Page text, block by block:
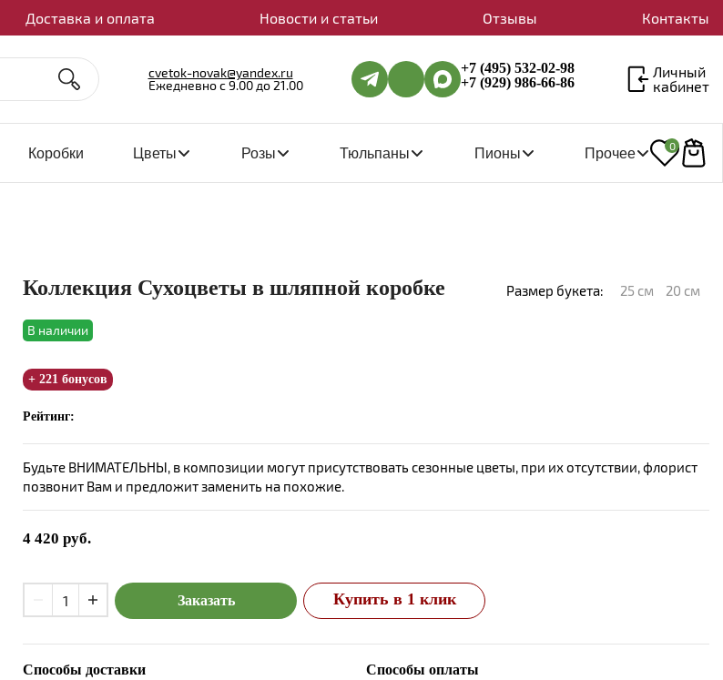
Доставка и оплата Новости и статьи Отзывы Контакты
cvetok-novak@yandex.ru
Ежедневно с 9.00 до 21.00
+7 (495) 532-02-98
+7 (929) 986-66-86
Личный
кабинет
Коробки Цветы Розы Тюльпаны Пионы Прочее 0
Размер букета: 25 см 20 см
Коллекция Сухоцветы в шляпной коробке
В наличии
+ 221 бонусов
Рейтинг:
Будьте ВНИМАТЕЛЬНЫ, в композиции могут присутствовать сезонные цветы, при их отсутствии, флорист
позвонит Вам и предложит заменить на похожие.
4 420 руб.
Заказать Купить в 1 клик
Способы доставки
Способы оплаты